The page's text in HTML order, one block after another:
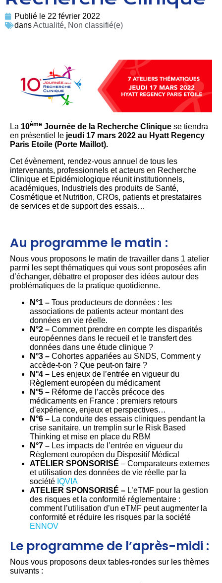
Publié le 22 février 2022
dansActualité, Non classifié(e)
La 10ème Journée de la Recherche Clinique se tiendra
en présentiel le jeudi 17 mars 2022 au Hyatt Regency
Paris Etoile (Porte Maillot).
Cet évènement, rendez-vous annuel de tous les
intervenants, professionnels et acteurs en Recherche
Clinique et Epidémiologique réunit institutionnels,
académiques, Industriels des produits de Santé,
Cosmétique et Nutrition, CROs, patients et prestataires
de services et de support des essais…
Au programme le matin :
Nous vous proposons le matin de travailler dans 1 atelier
parmi les sept thématiques qui vous sont proposées afin
d’échanger, débattre et proposer des idées autour des
problématiques de la pratique quotidienne.
N°1 – Tous producteurs de données : les
associations de patients acteur montant des
données en vie réelle.
N°2 – Comment prendre en compte les disparités
européennes dans le recueil et le transfert des
données dans une étude clinique ?
N°3 – Cohortes appariées au SNDS, Comment y
accède-t-on ? Que peut-on faire ?
N°4 – Les enjeux de l’entrée en vigueur du
Règlement européen du médicament
N°5 – Réforme de l’accès précoce des
médicaments en France : premiers retours
d’expérience, enjeux et perspectives…
N°6 – La conduite des essais cliniques pendant la
crise sanitaire, un tremplin sur le Risk Based
Thinking et mise en place du RBM
N°7 – Les impacts de l’entrée en vigueur du
Règlement européen du Dispositif Médical
ATELIER SPONSORISÉ – Comparateurs externes
et utilisation des données de vie réelle par la
société IQVIA
ATELIER SPONSORISÉ – L’eTMF pour la gestion
des risques et la conformité réglementaire :
comment l’utilisation d’un eTMF peut augmenter la
conformité et réduire les risques par la société
ENNOV
Le programme de l’après-midi :
Nous vous proposons deux tables-rondes sur les thèmes
suivants :